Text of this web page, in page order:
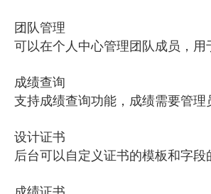
团队管理
可以在个人中心管理团队成员，用
成绩查询
支持成绩查询功能，成绩需要管
设计证书
后台可以自定义证书的模板和字段